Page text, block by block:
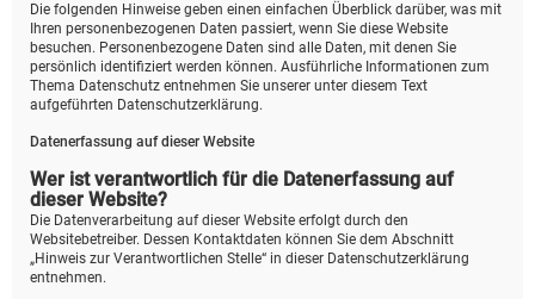
Die folgenden Hinweise geben einen einfachen Überblick darüber, was mit
Ihren personenbezogenen Daten passiert, wenn Sie diese Website
besuchen. Personenbezogene Daten sind alle Daten, mit denen Sie
persönlich identifiziert werden können. Ausführliche Informationen zum
Thema Datenschutz entnehmen Sie unserer unter diesem Text
aufgeführten Datenschutzerklärung.
Datenerfassung auf dieser Website
Wer ist verantwortlich für die Datenerfassung auf
dieser Website?
Die Datenverarbeitung auf dieser Website erfolgt durch den
Websitebetreiber. Dessen Kontaktdaten können Sie dem Abschnitt
„Hinweis zur Verantwortlichen Stelle“ in dieser Datenschutzerklärung
entnehmen.